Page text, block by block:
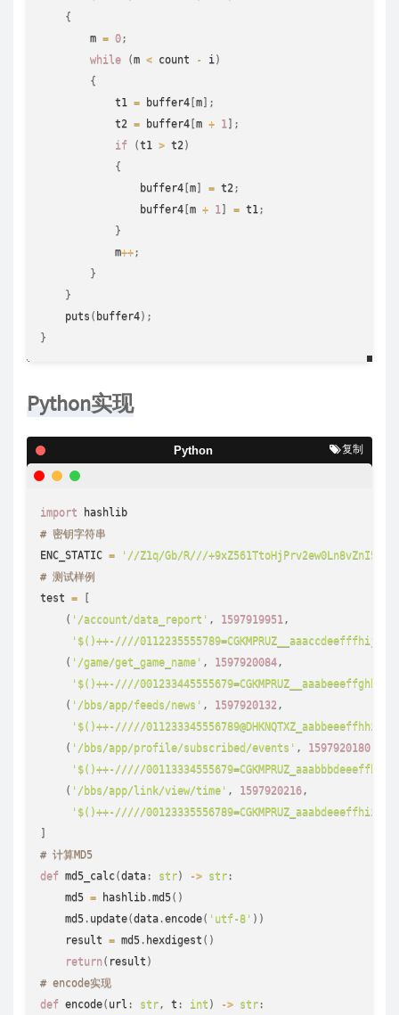
{
        m
= 0;
while
(m < count - i)
{
            t1
= buffer4 [m] ;
            t2
= buffer4 [m + 1] ;
if
(t1 > t2)
{
                buffer4
[m] = t2;
                buffer4
[m + 1] = t1;
}
            m
++;
}
}
puts ( buffer4) ;
}
Python实现
import
hashlib
# 密钥字符串
ENC_STATIC =
'//Z1q/Gb/R///
# 测试样例
test =
[
( '/account/data_report' , 1597919951,
'$()++-////
( '/game/get_game_name' , 1597920084,
'$()++-////
( '/bbs/app/feeds/news' , 1597920132 ,
'$()++-/////
( '/bbs/app/profile/subscribed/events' , 1597920180
'$()++-/////
( '/bbs/app/link/view/time' , 1597920216,
'$()++-/////
]
# 计算MD5
def md5_calc(data: str) -> str:
md5 = hashlib.md5( )
md5. update(data.encode( 'utf-8' ) )
    result
= md5. hexdigest ( )
return( result )
# encode实现
def encode( url : str, t : int ) -> str:
Python 复制